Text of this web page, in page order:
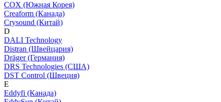
COX (Южная Корея)
Creaform (Канада)
Crysound (Китай)
D
DALI Technology
Distran (Швейцария)
Dräger (Германия)
DRS Technologies (США)
DST Control (Швеция)
E
Eddyfi (Канада)